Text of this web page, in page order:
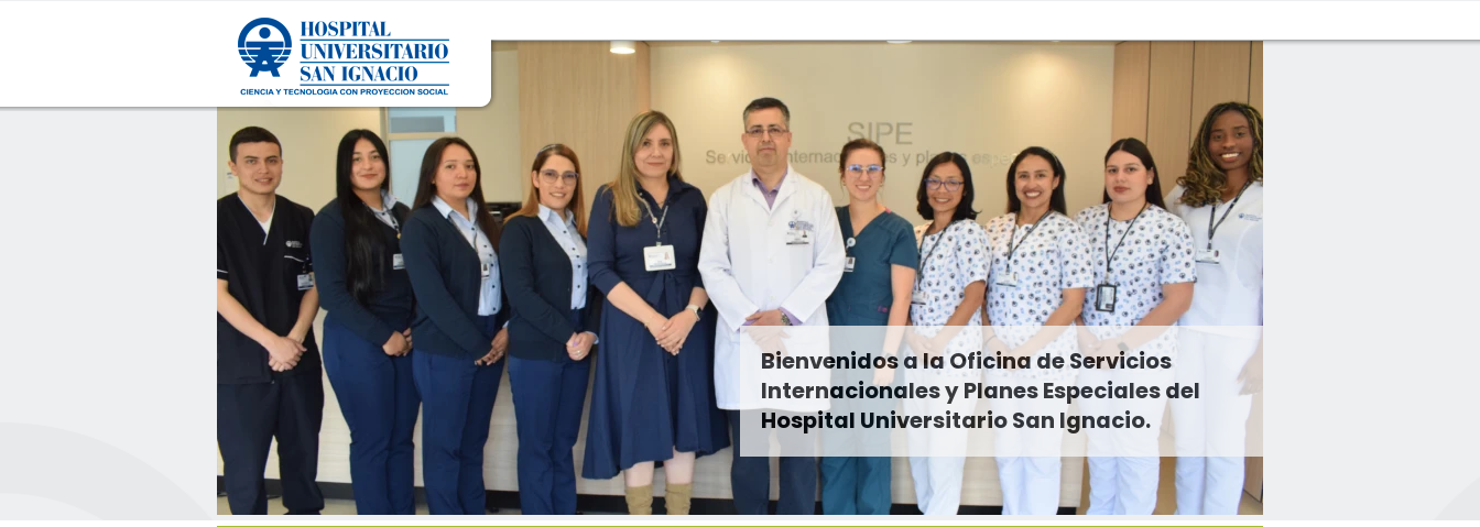
Bienvenidos a la Oficina de Servicios
Internacionales y Planes Especiales del
Hospital Universitario San Ignacio.